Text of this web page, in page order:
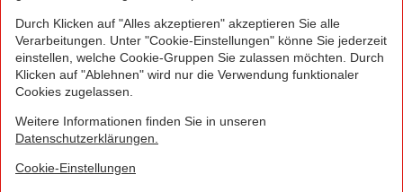
© 2016 - 2026 NORMA Lebensmittelfilialbetrieb
Stiftung & Co. KG
Sitemap Kontakt
Barrierefreiheitserklärung Compliance